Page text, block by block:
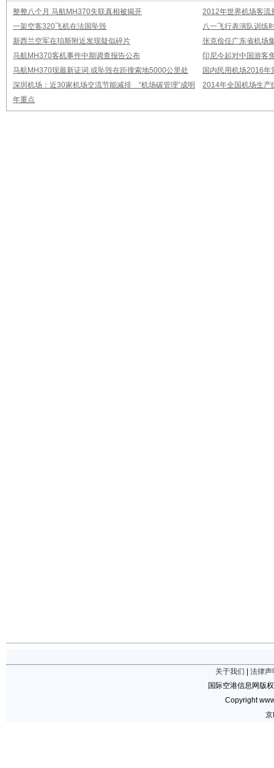
整整八个月 马航MH370失联真相被揭开
2012年世界机场客流
一架空客320飞机在法国坠毁
八一飞行表演队训练
新西兰空军在珀斯附近发现疑似碎片
张克俭任广东省机场
马航MH370客机事件中期调查报告公布
印尼今起对中国游客
马航MH370现最新证词 或坠毁在距搜索地5000公里处
国内民用机场2016年
深圳机场：近30家机场交流节能减排 “机场碳管理”成明
年重点
2014年全国机场生产
关于我们
法律声
国际空港信息网版
Copyright